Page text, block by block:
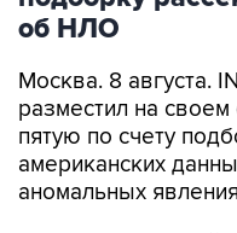
Москва. 8 августа.
пятую по счету
американских
аномальных
"Министерство